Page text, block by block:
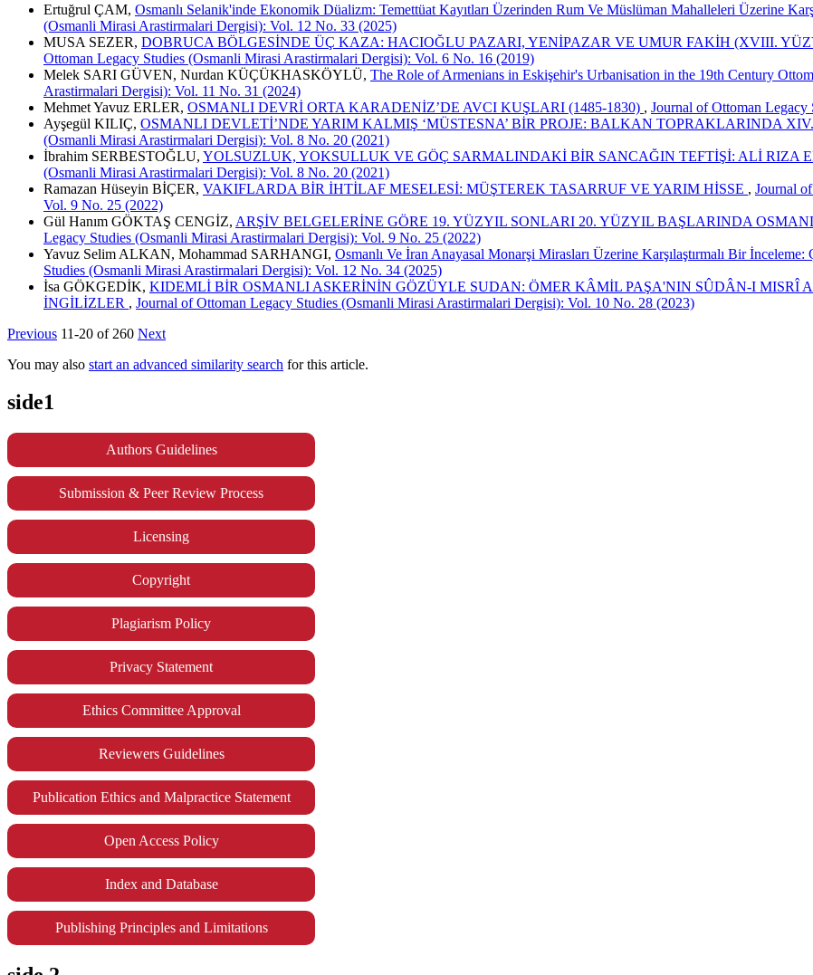
Ertuğrul ÇAM, Osmanlı Selanik'inde Ekonomik Düalizm: Temettüat Kayıtları Üzerinden Rum Ve Müslüman Mahalleleri Üzerine
(Osmanli Mirasi Arastirmalari Dergisi): Vol. 12 No. 33 (2025)
MUSA SEZER, DOBRUCA BÖLGESİNDE ÜÇ KAZA: HACIOĞLU PAZARI, YENİPAZAR VE UMUR FAKİH (XVIII.
Ottoman Legacy Studies (Osmanli Mirasi Arastirmalari Dergisi): Vol. 6 No. 16 (2019)
Melek SARI GÜVEN, Nurdan KÜÇÜKHASKÖYLÜ, The Role of Armenians in Eskişehir's Urbanisation in the 19th Century
Arastirmalari Dergisi): Vol. 11 No. 31 (2024)
Mehmet Yavuz ERLER, OSMANLI DEVRİ ORTA KARADENİZ’DE AVCI KUŞLARI (1485-1830) , Journal of Ottoman
Ayşegül KILIÇ, OSMANLI DEVLETİ’NDE YARIM KALMIŞ ‘MÜSTESNA’ BİR PROJE: BALKAN TOPRAKLARINDA
(Osmanli Mirasi Arastirmalari Dergisi): Vol. 8 No. 20 (2021)
İbrahim SERBESTOĞLU, YOLSUZLUK, YOKSULLUK VE GÖÇ SARMALINDAKİ BİR SANCAĞIN TEFTİŞİ: ALİ RIZA
(Osmanli Mirasi Arastirmalari Dergisi): Vol. 8 No. 20 (2021)
Ramazan Hüseyin BİÇER, VAKIFLARDA BİR İHTİLAF MESELESİ: MÜŞTEREK TASARRUF VE YARIM HİSSE , Journal
Vol. 9 No. 25 (2022)
Gül Hanım GÖKTAŞ CENGİZ, ARŞİV BELGELERİNE GÖRE 19. YÜZYIL SONLARI 20. YÜZYIL BAŞLARINDA
Legacy Studies (Osmanli Mirasi Arastirmalari Dergisi): Vol. 9 No. 25 (2022)
Yavuz Selim ALKAN, Mohammad SARHANGI, Osmanlı Ve İran Anayasal Monarşi Mirasları Üzerine Karşılaştırmalı Bir
Studies (Osmanli Mirasi Arastirmalari Dergisi): Vol. 12 No. 34 (2025)
İsa GÖKGEDİK, KIDEMLİ BİR OSMANLI ASKERİNİN GÖZÜYLE SUDAN: ÖMER KÂMİL PAŞA'NIN SÛDÂN-I MISRÎ
İNGİLİZLER , Journal of Ottoman Legacy Studies (Osmanli Mirasi Arastirmalari Dergisi): Vol. 10 No. 28 (2023)
Previous 11-20 of 260 Next
You may also start an advanced similarity search for this article.
side1
Authors Guidelines
Submission & Peer Review Process
Licensing
Copyright
Plagiarism Policy
Privacy Statement
Ethics Committee Approval
Reviewers Guidelines
Publication Ethics and Malpractice Statement
Open Access Policy
Index and Database
Publishing Principles and Limitations